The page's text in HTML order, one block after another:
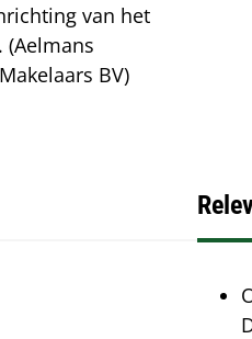
van het
(Aelmans
BV)